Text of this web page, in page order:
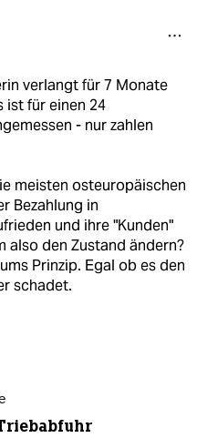
verlangt für 7 Monate
ist für einen 24
- nur zahlen
meisten osteuropäischen
Bezahlung in
und ihre "Kunden"
also den Zustand ändern?
Prinzip. Egal ob es den
schadet.